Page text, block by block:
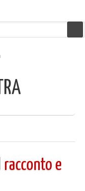
racconto e